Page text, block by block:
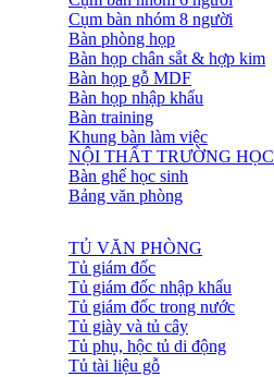
Cụm bàn nhóm 8 người
Bàn phòng họp
Bàn họp chân sắt & hợp kim
Bàn họp gỗ MDF
Bàn họp nhập khẩu
Bàn training
Khung bàn làm việc
NỘI THẤT TRƯỜNG HỌC
Bàn ghế học sinh
Bảng văn phòng
TỦ VĂN PHÒNG
Tủ giám đốc
Tủ giám đốc nhập khẩu
Tủ giám đốc trong nước
Tủ giày và tủ cây
Tủ phụ, hộc tủ di động
Tủ tài liệu gỗ